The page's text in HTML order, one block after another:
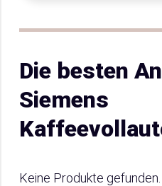
Die besten
Siemens
Keine Produkte gefunden.